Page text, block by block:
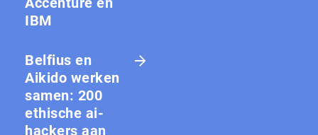
IBM
Belfius en
Aikido werken
samen: 200
ethische ai-
hackers aan